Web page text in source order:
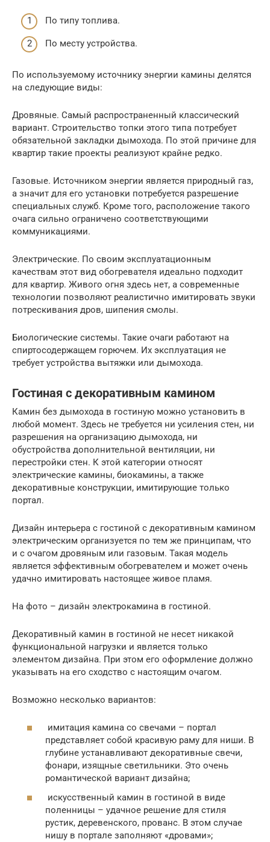
По типу топлива.
По месту устройства.
По используемому источнику энергии камины делятся
на следующие виды:
Дровяные. Самый распространенный классический
вариант. Строительство топки этого типа потребует
обязательной закладки дымохода. По этой причине для
квартир такие проекты реализуют крайне редко.
Газовые. Источником энергии является природный газ,
а значит для его установки потребуется разрешение
специальных служб. Кроме того, расположение такого
очага сильно ограничено соответствующими
коммуникациями.
Электрические. По своим эксплуатационным
качествам этот вид обогревателя идеально подходит
для квартир. Живого огня здесь нет, а современные
технологии позволяют реалистично имитировать звуки
потрескивания дров, шипения смолы.
Биологические системы. Такие очаги работают на
спиртосодержащем горючем. Их эксплуатация не
требует устройства вытяжки или дымохода.
Гостиная с декоративным камином
Камин без дымохода в гостиную можно установить в
любой момент. Здесь не требуется ни усиления стен, ни
разрешения на организацию дымохода, ни
обустройства дополнительной вентиляции, ни
перестройки стен. К этой категории относят
электрические камины, биокамины, а также
декоративные конструкции, имитирующие только
портал.
Дизайн интерьера с гостиной с декоративным камином
электрическим организуется по тем же принципам, что
и с очагом дровяным или газовым. Такая модель
является эффективным обогревателем и может очень
удачно имитировать настоящее живое пламя.
На фото – дизайн электрокамина в гостиной.
Декоративный камин в гостиной не несет никакой
функциональной нагрузки и является только
элементом дизайна. При этом его оформление должно
указывать на его сходство с настоящим очагом.
Возможно несколько вариантов:
имитация камина со свечами – портал
представляет собой красивую раму для ниши. В
глубине устанавливают декоративные свечи,
фонари, изящные светильники. Это очень
романтической вариант дизайна;
искусственный камин в гостиной в виде
поленницы – удачное решение для стиля
рустик, деревенского, прованс. В этом случае
нишу в портале заполняют «дровами»;